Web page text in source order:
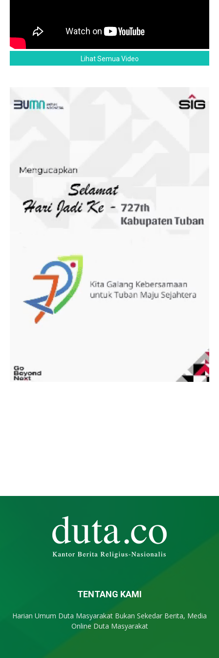
Lihat Semua Video
TENTANG KAMI
Harian Umum Duta Masyarakat Bukan Sekedar Berita, Media
Online Duta Masyarakat